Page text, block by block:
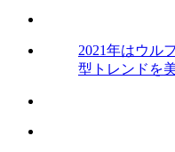
2021年はウル
型トレンドを